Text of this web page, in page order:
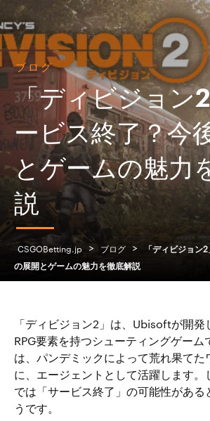
ブログ
「ディビジョン
ービス終了？今
とゲームの魅力
説
CSGOBetting.jp > ブログ >
「ディビジョン
の展開とゲームの魅力を徹底解説
「ディビジョン2」は、Ubisoftが開発
RPG要素を持つシューティングゲーム
は、パンデミックによって荒れ果てた
に、エージェントとして活躍します。
では「サービス終了」の可能性がある
うです。